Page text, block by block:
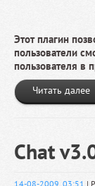
Этот плагин
пользователи
пользователя в
Читать далее
Chat
14-08-2009, 03:51 |